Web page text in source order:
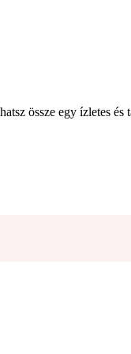
össze egy ízletes